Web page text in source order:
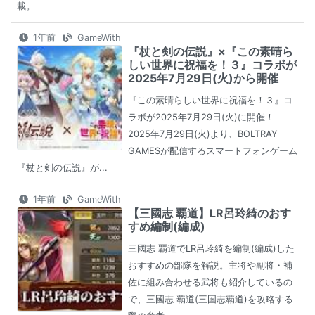
載。
1年前 GameWith
『杖と剣の伝説』×『この素晴ら
しい世界に祝福を！３』コラボが
2025年7月29日(火)から開催
『この素晴らしい世界に祝福を！３』コ
ラボが2025年7月29日(火)に開催！
2025年7月29日(火)より、BOLTRAY
GAMESが配信するスマートフォンゲーム
『杖と剣の伝説』が...
1年前 GameWith
【三國志 覇道】LR呂玲綺のおす
すめ編制(編成)
三國志 覇道でLR呂玲綺を編制(編成)した
おすすめの部隊を解説。主将や副将・補
佐に組み合わせる武将も紹介しているの
で、三國志 覇道(三国志覇道)を攻略する